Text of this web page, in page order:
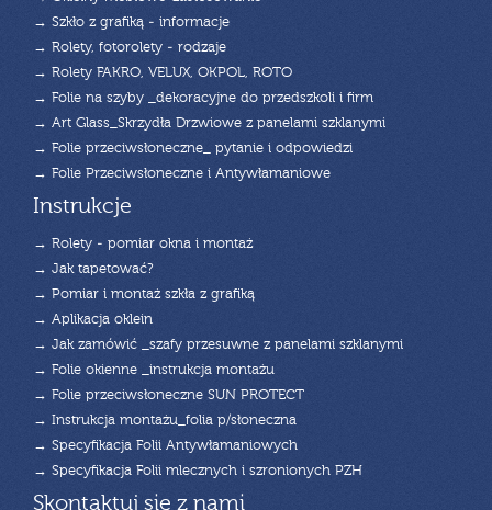
→ Szkło z grafiką - informacje
→ Rolety, fotorolety - rodzaje
→ Rolety FAKRO, VELUX, OKPOL, ROTO
→ Folie na szyby _dekoracyjne do przedszkoli i firm
→ Art Glass_Skrzydła Drzwiowe z panelami szklanymi
→ Folie przeciwsłoneczne_ pytanie i odpowiedzi
→ Folie Przeciwsłoneczne i Antywłamaniowe
Instrukcje
→ Rolety - pomiar okna i montaż
→ Jak tapetować?
→ Pomiar i montaż szkła z grafiką
→ Aplikacja oklein
→ Jak zamówić _szafy przesuwne z panelami szklanymi
→ Folie okienne _instrukcja montażu
→ Folie przeciwsłoneczne SUN PROTECT
→ Instrukcja montażu_folia p/słoneczna
→ Specyfikacja Folii Antywłamaniowych
→ Specyfikacja Folii mlecznych i szronionych PZH
Skontaktuj się z nami